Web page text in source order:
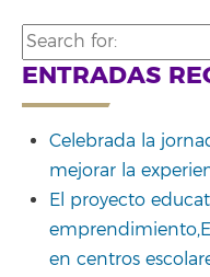
Search
for:
ENTRADAS
Celebrada la
mejorar la
El proyecto
en centros